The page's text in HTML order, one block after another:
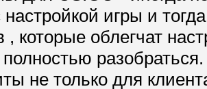
настройкой игры и
которые облегчат
не только для